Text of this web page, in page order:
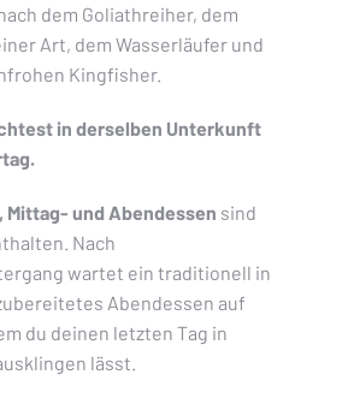
dem Goliathreiher, dem
Art, dem Wasserläufer und
Kingfisher.
in derselben Unterkunft
Mittag- und Abendessen sind
Nach
wartet ein traditionell in
Abendessen auf
du deinen letzten Tag in
lässt.